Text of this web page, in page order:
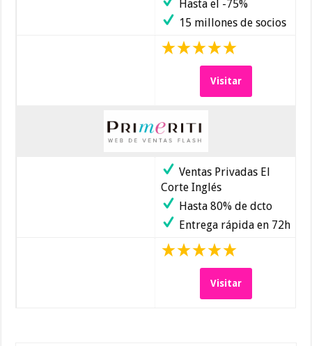
Hasta el -75%
15 millones de socios
Visitar
Ventas Privadas El
Corte Inglés
Hasta 80% de dcto
Entrega rápida en 72h
Visitar